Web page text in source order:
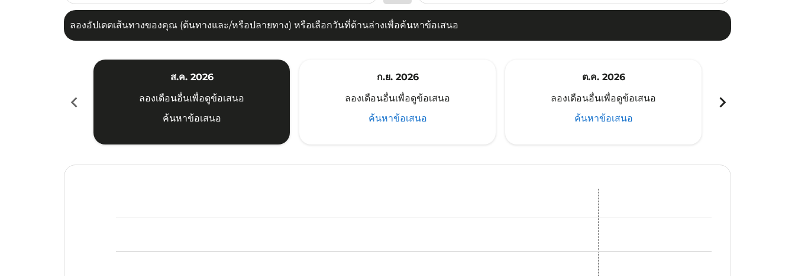
ลองอัปเดตเส้นทางของคุณ (ต้นทางและ/หรือปลายทาง) หรือเลือกวันที่ด้านล่างเพื่อค้นหาข้อเสนอ
chevron_left
ส.ค. 2026
ลองเดือนอื่นเพื่อดูข้อเสนอ
ค้นหาข้อเสนอ
ก.ย. 2026
ลองเดือนอื่นเพื่อดูข้อเสนอ
ค้นหาข้อเสนอ
ต.ค. 2026
ลองเดือนอื่นเพื่อดูข้อเสนอ
ค้นหาข้อเสนอ
chevron_right
TJQ–HAN: cmp-view-offers-disclaimer. ค้นหาข้อเสนอ
TJQ–HAN: cmp-view-offers-disclaimer. ค้นหาข้อเสนอ
TJQ–HAN: cmp-view-offers-disclaimer. ค้นหาข้อเสนอ
TJQ–HAN: cmp-view-offers-disclaimer. ค้นหาข้อเสนอ
TJQ–HAN: cmp-view-offers-disclaimer. ค้นหาข้อเสนอ
TJQ–HAN: cmp-view-offers-disclaimer. ค้นหาข้อเสนอ
TJQ–HAN: cmp-view-offers-disclaimer. ค้นหาข้อเสนอ
TJQ–HAN: cmp-view-offers-disclaimer. ค้นหาข้อเสนอ
TJQ–HAN: cmp-view-offers-disclaimer. ค้นหาข้อเสนอ
TJQ–HAN: cmp-view-offers-disclaimer. ค้นหาข้อเสนอ
TJQ–HAN: cmp-view-offers-disclaimer. ค้นหาข้อเ